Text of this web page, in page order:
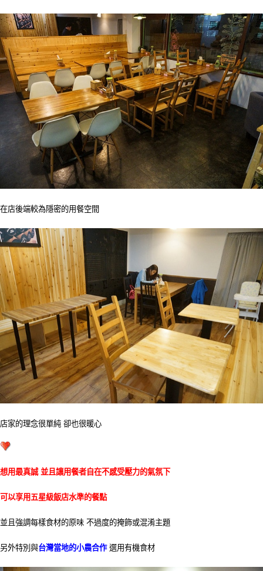
在店後端較為隱密的用餐空間
店家的理念很單純 卻也很暖心
想用最真誠 並且讓用餐者自在不感受壓力的氣氛下
可以享用五星級飯店水準的餐點
並且強調每樣食材的原味 不過度的掩飾或混淆主題
另外特別與台灣當地的小農合作 選用有機食材